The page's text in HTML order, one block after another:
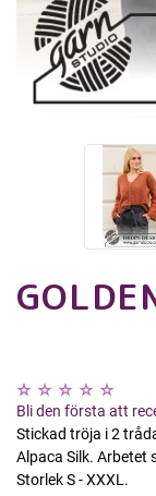
Bli den första att
Stickad tröja i 2
Alpaca Silk. Arbetet
Storlek S - XXXL.